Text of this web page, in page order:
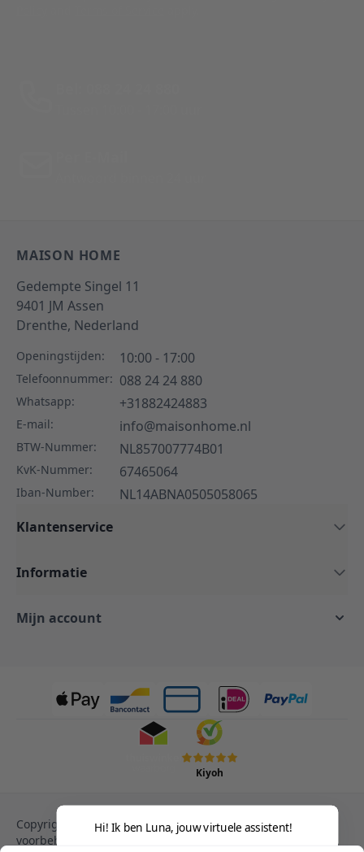
MAISON HOME
Gedempte Singel 11
9401 JM Assen
Drenthe, Nederland
Openingstijden: 10:00 - 17:00
Telefoonnummer: 088 24 24 880
Whatsapp: +31882424883
E-mail: info@maisonhome.nl
BTW-Nummer: NL857007774B01
KvK-Nummer: 67465064
Iban-Number:
NL14ABNA0505058065
Klantenservice
Informatie
Mijn account
Kiyoh
Copyright © 2013-heden Magento. Alle rechten
voorbehouden.
Hi! Ik ben Luna, jouw virtuele assistent!